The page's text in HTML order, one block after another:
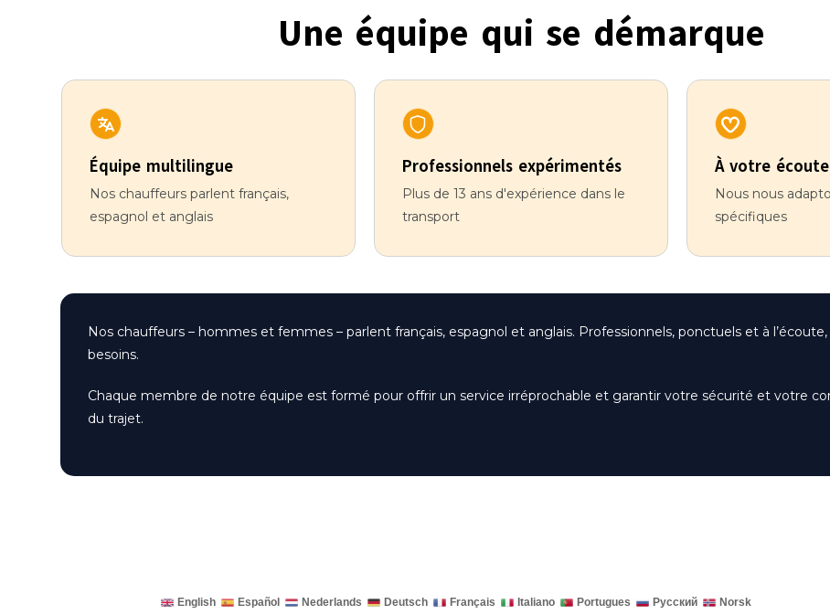
Une équipe qui se démarque
Équipe multilingue
Nos chauffeurs parlent français,
espagnol et anglais
Professionnels expérimentés
Plus de 13 ans d'expérience dans le
transport
À votre écoute
Nous nous
spécifiques
Nos chauffeurs – hommes et femmes – parlent français, espagnol et anglais. Professionnels, ponctuels et à l’écoute,
besoins.
Chaque membre de notre équipe est formé pour offrir un service irréprochable et garantir votre sécurité et votre
du trajet.